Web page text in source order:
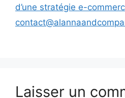
d’une stratégie e-
Laisser un